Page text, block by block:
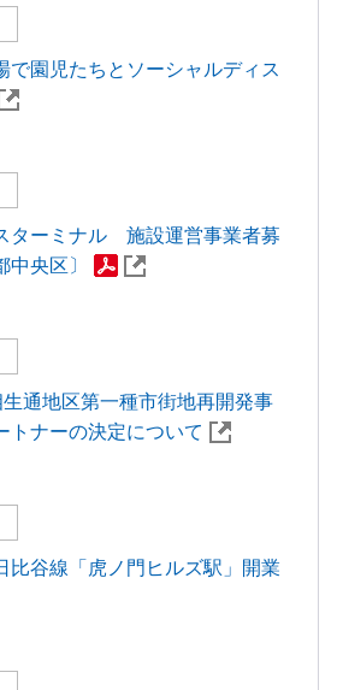
で園児たちとソーシャルディス
ターミナル 施設運営事業者募
央区〕
通地区第一種市街地再開発事
ナーの決定について
比谷線「虎ノ門ヒルズ駅」開業